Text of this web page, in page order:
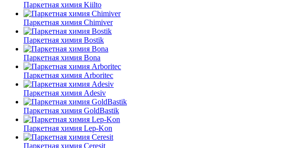
Паркетная химия Kiilto
Паркетная химия Chimiver
Паркетная химия Bostik
Паркетная химия Bona
Паркетная химия Arboritec
Паркетная химия Adesiv
Паркетная химия GoldBastik
Паркетная химия Lep-Kon
Паркетная химия Ceresit